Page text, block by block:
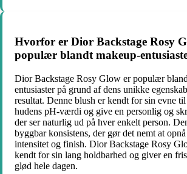
Hvorfor er Dior Backstage Rosy
populær blandt makeup-
Dior Backstage Rosy Glow er populær
entusiaster på grund af dens unikke
resultat. Denne blush er kendt for sin evne
hudens pH-værdi og give en personlig og
der ser naturlig ud på hver enkelt person.
byggbar konsistens, der gør det nemt at
intensitet og finish. Dior Backstage Rosy
kendt for sin lang holdbarhed og giver en
glød hele dagen.